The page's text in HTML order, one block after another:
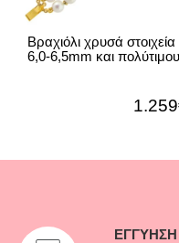
Βραχιόλι χρυσά
6,0-6,5mm και